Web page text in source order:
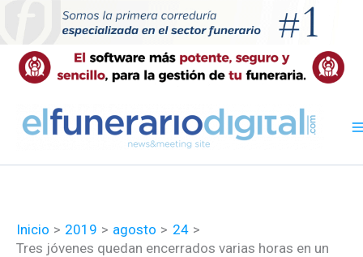
contenido
Inicio 2019 agosto
24
Tres jóvenes quedan encerrados varias horas en un